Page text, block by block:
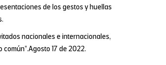
de los gestos y huellas
nacionales e internacionales,
17 de 2022.